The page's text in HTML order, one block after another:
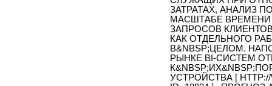
ЗАТРАТАХ, АНАЛИЗ
МАСШТАБЕ ВРЕМЕНИ
ЗАПРОСОВ
КАК ОТДЕЛЬНОГО
В&NBSP;ЦЕЛОМ.
РЫНКЕ BI-СИСТЕМ
УСТРОЙСТВА [ HTTP://